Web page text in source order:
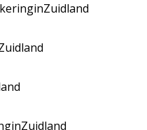
inZuidland
inZuidland